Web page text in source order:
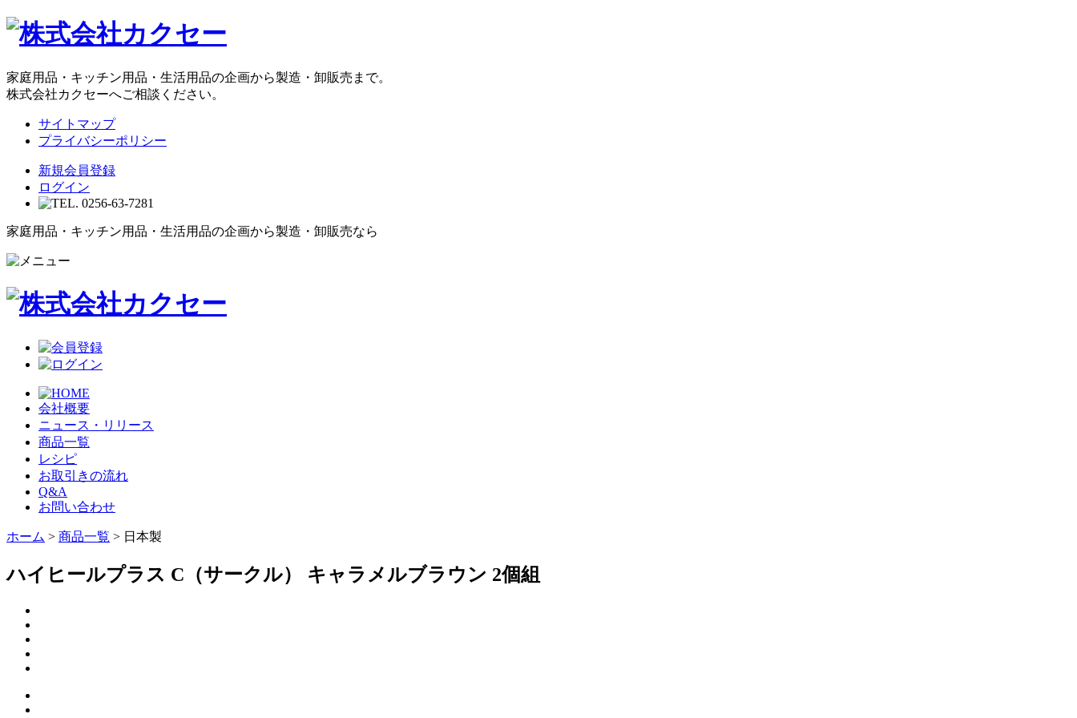
家庭用品・キッチン用品・生活用品の企画から製造・卸販売まで。
株式会社カクセーへご相談ください。
サイトマップ
プライバシーポリシー
新規会員登録
ログイン
家庭用品・キッチン用品・生活用品の企画から製造・卸販売なら
会社概要
ニュース・リリース
商品一覧
レシピ
お取引きの流れ
Q&A
お問い合わせ
ホーム > 商品一覧 > 日本製
ハイヒールプラス C（サークル） キャラメルブラウン 2個組